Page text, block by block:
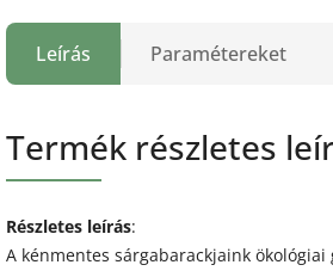
Leírás Paramétereket
Termék részletes
Részletes leírás:
A kénmentes sárgabarackjaink ökológiai